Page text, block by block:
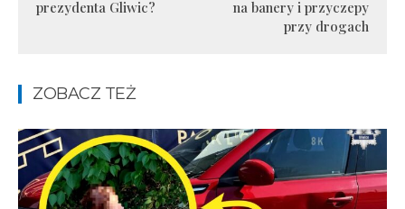
prezydenta Gliwic?
na banery i przyczepy
przy drogach
ZOBACZ TEŻ